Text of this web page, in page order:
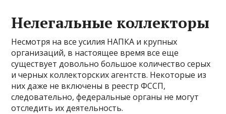
Нелегальные коллекторы
Несмотря на все усилия НАПКА и крупных
организаций, в настоящее время все еще
существует довольно большое количество серых
и черных коллекторских агентств. Некоторые из
них даже не включены в реестр ФССП,
следовательно, федеральные органы не могут
отследить их деятельность.